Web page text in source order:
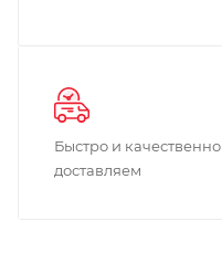
Быстро и качественно
доставляем